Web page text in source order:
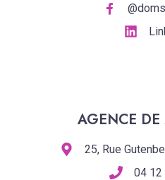
AGENCE DE
25, Rue
04 12